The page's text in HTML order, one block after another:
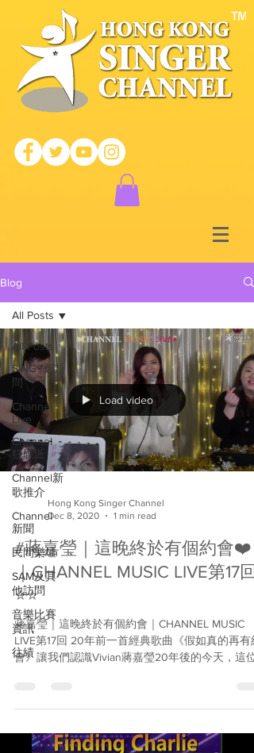
Blog
All Posts
SING 級訪
問
Channel
Live
Channel
狂碟派
Channel新
歌推介
Channel
新聞
民間樂壇
SAM及其
他訪問
音樂比賽
資訊
往績
All Posts
Load video
Hong Kong Singer Channel
Dec 8, 2020
1 min read
#蔣嘉瑩｜這晚終於有個約會❤️
｜CHANNEL MUSIC LIVE第17回
⭐️⭐️
蔣嘉瑩｜這晚終於有個約會｜CHANNEL MUSIC
LIVE第17回 20年前一首經典歌曲《假如真的再有
會》讓我們認識Vivian蔣嘉瑩20年後的今天，這位
Music...